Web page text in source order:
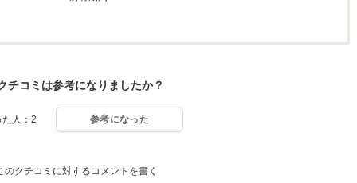
チコミは参考になりましたか？
人：2 参考になった
のクチコミに対するコメントを書く